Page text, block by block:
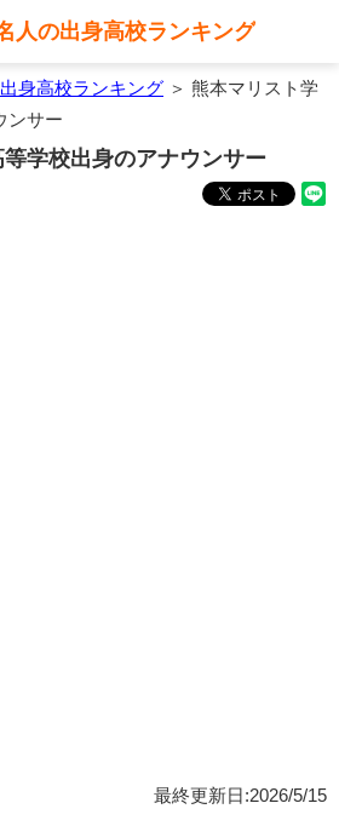
人の出身高校ランキング
身高校ランキング ＞ 熊本マリスト学
ンサー
学校出身のアナウンサー
最終更新日:2026/5/15